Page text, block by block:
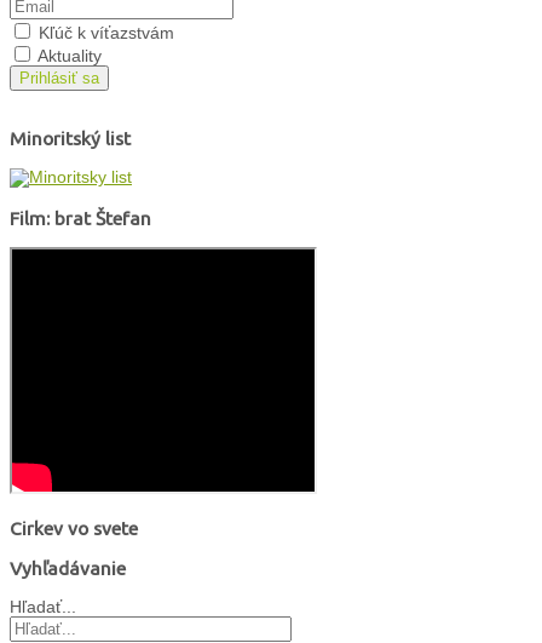
Kľúč k víťazstvám
Aktuality
Prihlásiť sa
Minoritský list
Film: brat Štefan
Cirkev vo svete
Vyhľadávanie
Hľadať...